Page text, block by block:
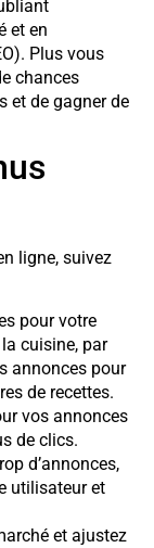
et en
Plus vous
chances
et de gagner de
ligne, suivez
pour votre
cuisine, par
annonces pour
de recettes.
vos annonces
de clics.
d’annonces,
utilisateur et
et ajustez